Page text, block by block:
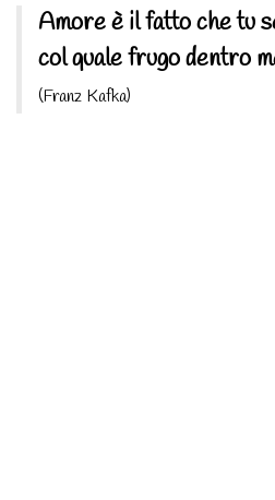
Amore è il fatto che tu
col quale frugo dentro
(Franz Kafka)